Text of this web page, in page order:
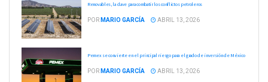
Renovables, la clave para combatir los conflictos petroleros
POR MARIO GARCÍA ABRIL 13, 2026
Pemex se convierte en el principal riesgo para el grado de inversión de México
POR MARIO GARCÍA ABRIL 13, 2026